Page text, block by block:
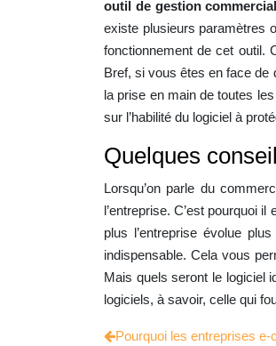
outil de gestion
existe plusieurs paramètres
fonctionnement de cet outil.
Bref, si vous êtes en face de
la prise en main de toutes
sur l’habilité du logiciel à
Quelques
Lorsqu’on parle du
l’entreprise. C’est pourquoi
plus l’entreprise évolue
indispensable. Cela vous
Mais quels seront le logiciel
logiciels, à savoir, celle qui
Pourquoi les entreprises